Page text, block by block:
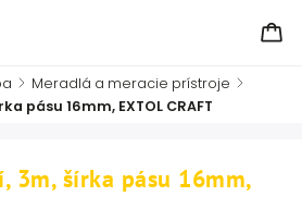
/ Meradlá a meracie prístroje /
pásu 16mm, EXTOL CRAFT
3m, šírka pásu 16mm,